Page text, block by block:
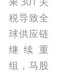
税导致全
球供应链
继续重
组，马股